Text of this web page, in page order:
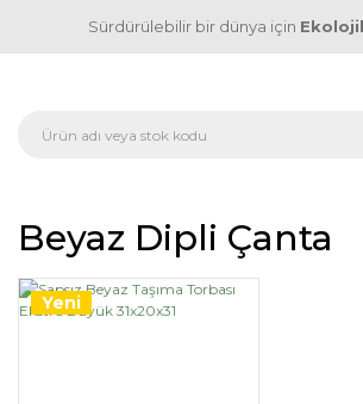
Sürdürülebilir bir dünya için
Beyaz Dipli Çanta
Yeni